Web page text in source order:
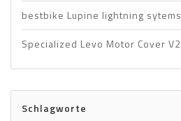
bestbike Lupine lightning sytems
Specialized Levo Motor Cover V2
Schlagworte